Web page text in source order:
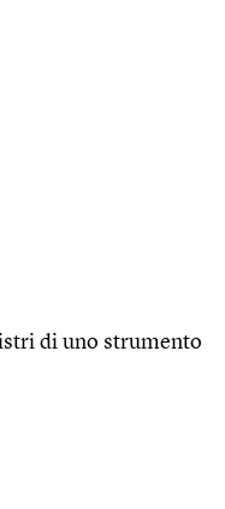
di uno strumento